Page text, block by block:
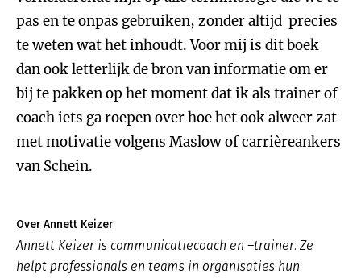
pas en te onpas gebruiken, zonder altijd precies
te weten wat het inhoudt. Voor mij is dit boek
dan ook letterlijk de bron van informatie om er
bij te pakken op het moment dat ik als trainer of
coach iets ga roepen over hoe het ook alweer zat
met motivatie volgens Maslow of carrièreankers
van Schein.
Over Annett Keizer
Annett Keizer is communicatiecoach en –trainer. Ze
helpt professionals en teams in organisaties hun